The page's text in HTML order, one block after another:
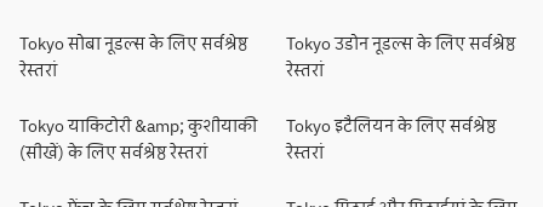
Tokyo सोबा नूडल्स के लिए सर्वश्रेष्ठ
रेस्तरां
Tokyo उडोन नूडल्स के लिए सर्वश्रेष्ठ
रेस्तरां
Tokyo याकिटोरी &amp; कुशीयाकी
(सीखें) के लिए सर्वश्रेष्ठ रेस्तरां
Tokyo इटैलियन के लिए सर्वश्रेष्ठ
रेस्तरां